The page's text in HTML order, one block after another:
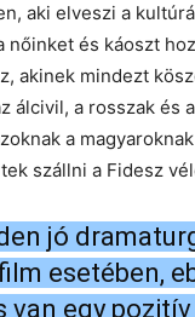
aki elveszi a
nőinket és káoszt
akinek mindezt
álcivil, a rosszak és
a
szállni a Fidesz
jó
esetében,
van egy pozitív